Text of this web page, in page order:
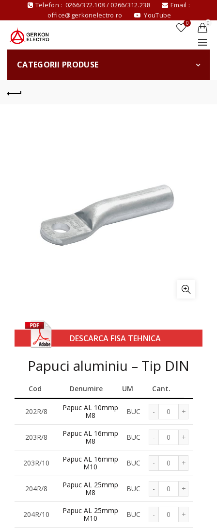
Telefon : 0266/372.108 /0266/312.238
Email :
office@gerkonelectro.ro
YouTube
0 0
CATEGORII PRODUSE
DESCARCA FISA TEHNICA
Papuci aluminiu – Tip DIN
Cod Denumire UM Cant.
202R/8
Papuc AL 10mmp
M8
BUC
203R/8
Papuc AL 16mmp
M8
BUC
203R/10
Papuc AL 16mmp
M10
BUC
204R/8
Papuc AL 25mmp
M8
BUC
204R/10
Papuc AL 25mmp
M10
BUC